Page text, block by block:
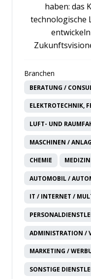
haben: das
technologische
Branchen
BERATUNG /
ELEKTROTECHNIK,
LUFT- UND
MASCHINEN /
CHEMIE
AUTOMOBIL /
IT / INTERNET /
ADMINISTRATION /
MARKETING /
SONSTIGE